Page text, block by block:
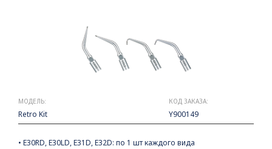
МОДЕЛЬ:
Retro Kit
КОД ЗАКАЗА:
Y900149
• E30RD, E30LD, E31D, E32D: по 1 шт каждого вида